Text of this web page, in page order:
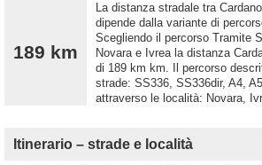
189 km
La distanza stradale tra
dipende dalla variante di
Scegliendo il percorso Tramite
Novara e Ivrea la distanza
di 189 km km. Il percorso
strade: SS336, SS336dir, A4,
attraverso le località: Novara,
Itinerario – strade e località